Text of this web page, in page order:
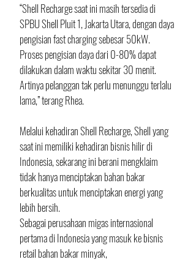
“Shell Recharge saat ini masih tersedia di
SPBU Shell Pluit 1, Jakarta Utara, dengan daya
pengisian fast charging sebesar 50kW.
Proses pengisian daya dari 0-80% dapat
dilakukan dalam waktu sekitar 30 menit.
Artinya pelanggan tak perlu menunggu terlalu
lama,” terang Rhea.
Melalui kehadiran Shell Recharge, Shell yang
saat ini memiliki kehadiran bisnis hilir di
Indonesia, sekarang ini berani mengklaim
tidak hanya menciptakan bahan bakar
berkualitas untuk menciptakan energi yang
lebih bersih.
Sebagai perusahaan migas internasional
pertama di Indonesia yang masuk ke bisnis
retail bahan bakar minyak,